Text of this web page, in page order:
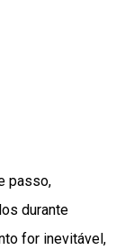
passo,
durante
for inevitável,